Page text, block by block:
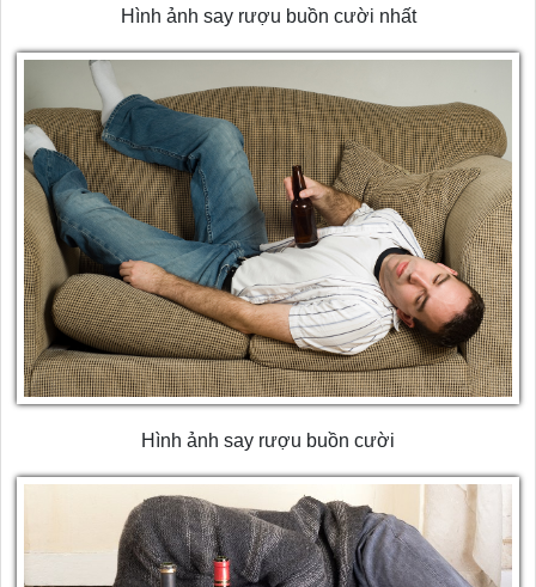
Hình ảnh say rượu buồn cười nhất
Hình ảnh say rượu buồn cười